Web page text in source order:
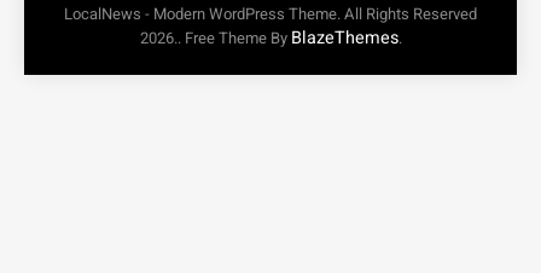
LocalNews - Modern WordPress Theme. All Rights Reserved
2026.. Free Theme By BlazeThemes.